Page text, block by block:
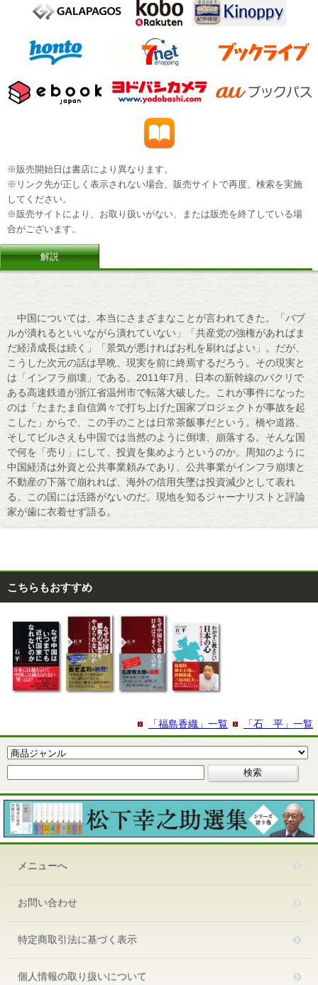
※販売開始日は書店により異なります。
※リンク先が正しく表示されない場合、販売サイトで再度、検索を実施
してください。
※販売サイトにより、お取り扱いがない、または販売を終了している場
合がございます。
解説
中国については、本当にさまざまなことが言われてきた。「バブ
ルが潰れるといいながら潰れていない」「共産党の強権があればま
だ経済成長は続く」「景気が悪ければお札を刷ればよい」。だが、
こうした次元の話は早晩、現実を前に終焉するだろう。その現実と
は「インフラ崩壊」である。2011年7月、日本の新幹線のパクリで
ある高速鉄道が浙江省温州市で転落大破した。これが事件になった
のは「たまたま自信満々で打ち上げた国家プロジェクトが事故を起
こした」からで、この手のことは日常茶飯事だという。橋や道路、
そしてビルさえも中国では当然のように倒壊、崩落する。そんな国
で何を「売り」にして、投資を集めようというのか。周知のように
中国経済は外資と公共事業頼みであり、公共事業がインフラ崩壊と
不動産の下落で崩れれば、海外の信用失墜は投資減少として表れ
る。この国には活路がないのだ。現地を知るジャーナリストと評論
家が歯に衣着せず語る。
こちらもおすすめ
「石 平」一覧
「福島香織」一覧
メニューへ
お問い合わせ
特定商取引法に基づく表示
個人情報の取り扱いについて